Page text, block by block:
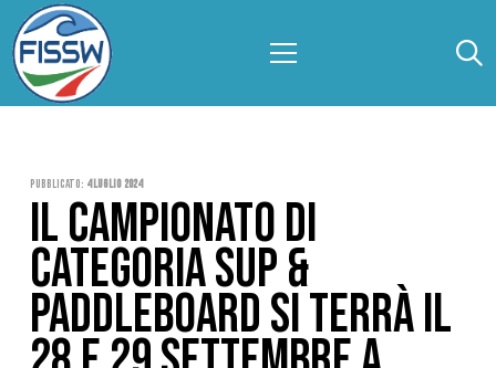
Pubblicato: 4 Luglio 2024
IL CAMPIONATO DI
CATEGORIA SUP &
PADDLEBOARD SI TERRÀ IL